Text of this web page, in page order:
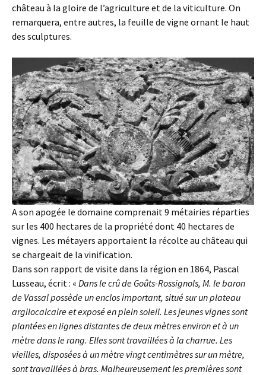
château à la gloire de l’agriculture et de la viticulture. On
remarquera, entre autres, la feuille de vigne ornant le haut
des sculptures.
A son apogée le domaine comprenait 9 métairies réparties
sur les 400 hectares de la propriété dont 40 hectares de
vignes. Les métayers apportaient la récolte au château qui
se chargeait de la vinification.
Dans son rapport de visite dans la région en 1864, Pascal
Lusseau, écrit : « Dans le crû de Goûts-Rossignols, M. le baron
de Vassal possède un enclos important, situé sur un plateau
argilocalcaire et exposé en plein soleil. Les jeunes vignes sont
plantées en lignes distantes de deux mètres environ et à un
mètre dans le rang. Elles sont travaillées à la charrue. Les
vieilles, disposées à un mètre vingt centimètres sur un mètre,
sont travaillées à bras. Malheureusement les premières sont